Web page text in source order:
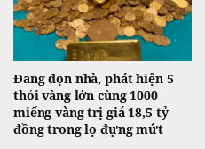
Đang dọn nhà, phát hiện 5
thỏi vàng lớn cùng 1000
miếng vàng trị giá 18,5 tỷ
đồng trong lọ đựng mứt